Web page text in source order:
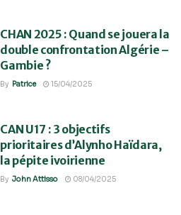
CHAN 2025 : Quand se jouera la
double confrontation Algérie –
Gambie ?
By Patrice 15/04/2025
CAN U17 : 3 objectifs
prioritaires d’Alynho Haïdara,
la pépite ivoirienne
By John Attisso 08/04/2025